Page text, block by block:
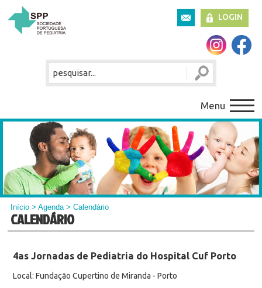
LOGIN
Menu
Início >Agenda> Calendário
CALENDÁRIO
4as Jornadas de Pediatria do Hospital Cuf Porto
Local: Fundação Cupertino de Miranda - Porto